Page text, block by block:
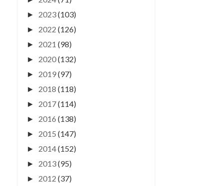
► 2023(103)
► 2022 (126)
► 2021 (98)
► 2020(132)
► 2019(97)
► 2018 (118)
► 2017(114)
► 2016 (138)
► 2015 (147)
► 2014(152)
► 2013(95)
► 2012 (37)